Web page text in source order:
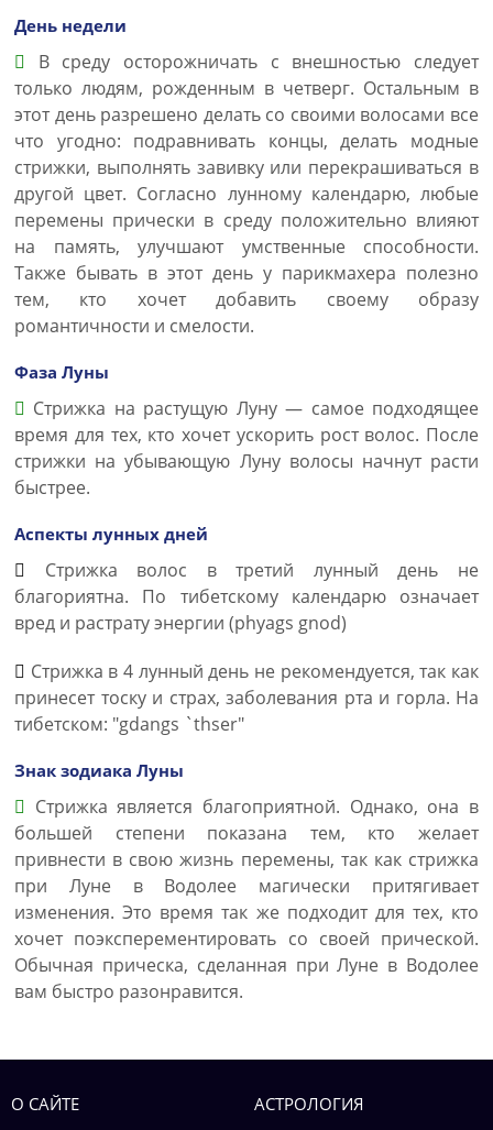
День недели
В среду осторожничать с внешностью следует
только людям, рожденным в четверг. Остальным в
этот день разрешено делать со своими волосами все
что угодно: подравнивать концы, делать модные
стрижки, выполнять завивку или перекрашиваться в
другой цвет. Согласно лунному календарю, любые
перемены прически в среду положительно влияют
на память, улучшают умственные способности.
Также бывать в этот день у парикмахера полезно
тем, кто хочет добавить своему образу
романтичности и смелости.
Фаза Луны
Стрижка на растущую Луну — самое подходящее
время для тех, кто хочет ускорить рост волос. После
стрижки на убывающую Луну волосы начнут расти
быстрее.
Аспекты лунных дней
Стрижка волос в третий лунный день не
благориятна. По тибетскому календарю означает
вред и растрату энергии (phyags gnod)
Стрижка в 4 лунный день не рекомендуется, так как
принесет тоску и страх, заболевания рта и горла. На
тибетском: "gdangs `thser"
Знак зодиака Луны
Стрижка является благоприятной. Однако, она в
большей степени показана тем, кто желает
привнести в свою жизнь перемены, так как стрижка
при Луне в Водолее магически притягивает
изменения. Это время так же подходит для тех, кто
хочет поэксперементировать со своей прической.
Обычная прическа, сделанная при Луне в Водолее
вам быстро разонравится.
О САЙТЕ АСТРОЛОГИЯ